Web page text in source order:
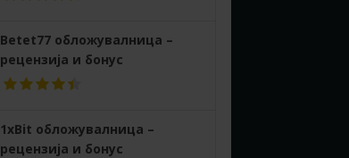
Betet77 обложувалница –
рецензија и бонус
1xBit обложувалница –
рецензија и бонус